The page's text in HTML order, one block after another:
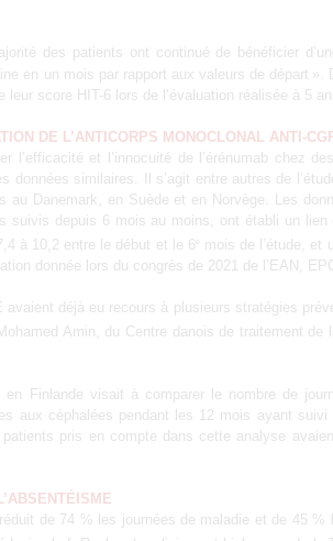
des patients ont continué de bénéficier
en un mois par rapport aux valeurs de départ
leur score HIT-6 lors de l’évaluation réalisée à 5
DE L’ANTICORPS MONOCLONAL ANTI-
l’efficacité et l’innocuité de l’érénumab chez
données similaires. Il s’agit entre autres de
Danemark, en Suède et en Norvège. Les
suivis depuis 6 mois au moins, ont établi un lien
à 10,2 entre le début et le 6
mois de l’étude, et
donnée lors du congrès de 2021 de l’EAN,
avaient déjà eu recours à plusieurs stratégies
Amin, du Centre danois de traitement de
en Finlande visait à comparer le nombre de
aux céphalées pendant les 12 mois ayant suivi
pris en compte dans cette analyse
réduit de 74 % les journées de maladie et de 45